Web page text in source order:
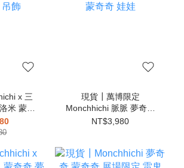
x 三
米 蒙奇
飾
現貨┃萬博限定
Monchhichi 脈脈 夢奇奇
蒙奇奇 娃娃
NT$3,980